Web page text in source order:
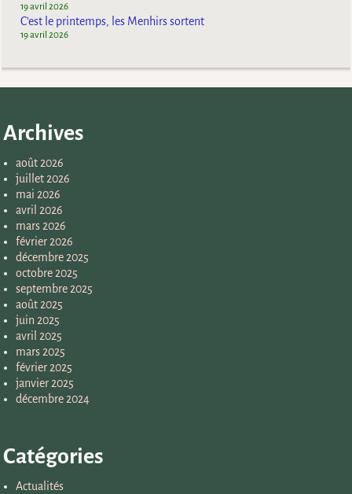
19 avril 2026
C’est le printemps, les Menhirs sortent
19 avril 2026
Archives
août 2026
juillet 2026
mai 2026
avril 2026
mars 2026
février 2026
décembre 2025
octobre 2025
septembre 2025
août 2025
juin 2025
avril 2025
mars 2025
février 2025
janvier 2025
décembre 2024
Catégories
Actualités